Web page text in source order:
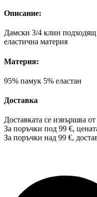
Описание:
Дамски 3/4 клин
еластична материя
Материя:
95% памук 5% еластан
Доставка
Доставката се извършва
За поръчки под 99 €,
За поръчки над 99 €,